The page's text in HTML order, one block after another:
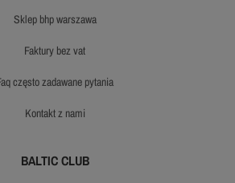
sklep bhp warszawa
faktury bez vat
faq często zadawane pytania
kontakt z nami
BALTIC CLUB